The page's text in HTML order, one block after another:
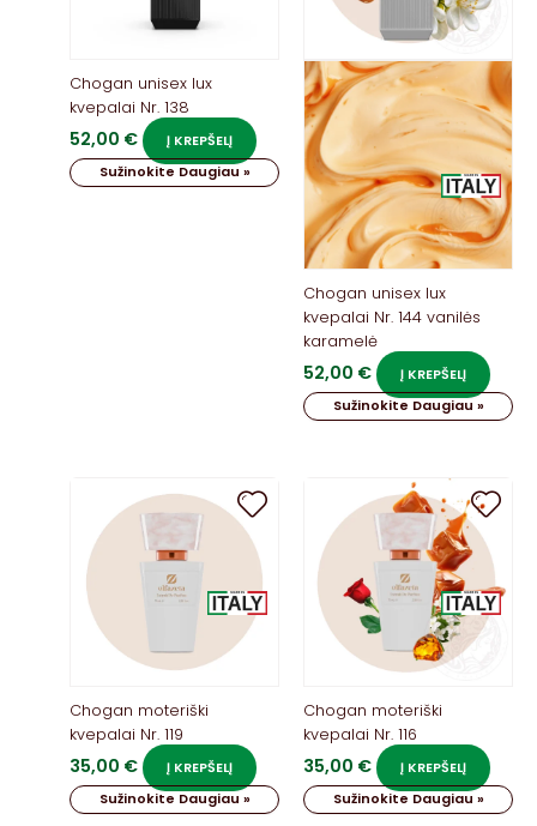
Chogan unisex lux
kvepalai Nr. 138
52,00 €
Į KREPŠELĮ
Sužinokite Daugiau »
Chogan unisex lux
kvepalai Nr. 144 vanilės
karamelė
52,00 €
Į KREPŠELĮ
Sužinokite Daugiau »
Chogan moteriški
kvepalai Nr. 119
35,00 €
Į KREPŠELĮ
Sužinokite Daugiau »
Chogan moteriški
kvepalai Nr. 116
35,00 €
Į KREPŠELĮ
Sužinokite Daugiau »